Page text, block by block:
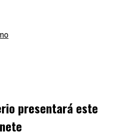
presentará este